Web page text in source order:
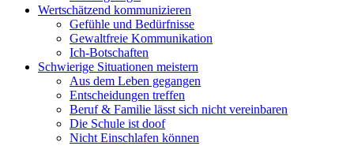
Wertschätzend kommunizieren
Gefühle und Bedürfnisse
Gewaltfreie Kommunikation
Ich-Botschaften
Schwierige Situationen meistern
Aus dem Leben gegangen
Entscheidungen treffen
Beruf & Familie lässt sich nicht vereinbaren
Die Schule ist doof
Nicht Einschlafen können